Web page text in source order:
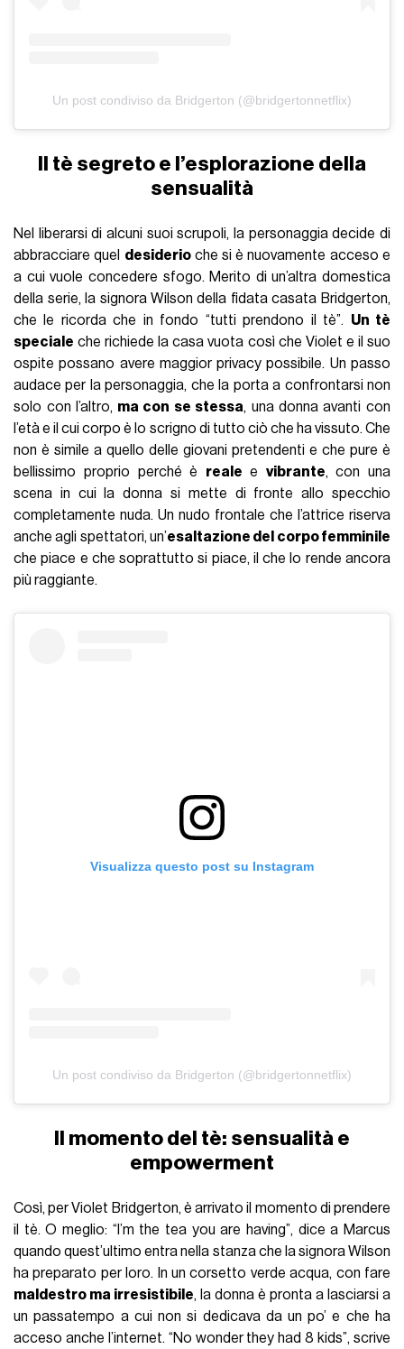
Un post condiviso da Bridgerton (@bridgertonnetflix)
Il tè segreto e l’esplorazione della
sensualità
Nel liberarsi di alcuni suoi scrupoli, la personaggia decide di
abbracciare quel desiderioche si è nuovamente acceso e
a cui vuole concedere sfogo. Merito di un’altra domestica
della serie, la signora Wilson della fidata casata Bridgerton,
che le ricorda che in fondo “tutti prendono il tè”. Un tè
speciale che richiede la casa vuota così che Violet e il suo
ospite possano avere maggior privacy possibile. Un passo
audace per la personaggia, che la porta a confrontarsi non
solo con l’altro, ma con se stessa, una donna avanti con
l’età e il cui corpo è lo scrigno di tutto ciò che ha vissuto. Che
non è simile a quello delle giovani pretendenti e che pure è
bellissimo proprio perché è reale e vibrante, con una
scena in cui la donna si mette di fronte allo specchio
completamente nuda. Un nudo frontale che l’attrice riserva
anche agli spettatori, un’esaltazione del corpo femminile
che piace e che soprattutto si piace, il che lo rende ancora
più raggiante.
Visualizza questo post su Instagram
Un post condiviso da Bridgerton (@bridgertonnetflix)
Il momento del tè: sensualità e
empowerment
Così, per Violet Bridgerton, è arrivato il momento di prendere
il tè. O meglio: “I’m the tea you are having”, dice a Marcus
quando quest’ultimo entra nella stanza che la signora Wilson
ha preparato per loro. In un corsetto verde acqua, con fare
maldestro ma irresistibile, la donna è pronta a lasciarsi a
un passatempo a cui non si dedicava da un po’ e che ha
acceso anche l’internet. “No wonder they had 8 kids”, scrive